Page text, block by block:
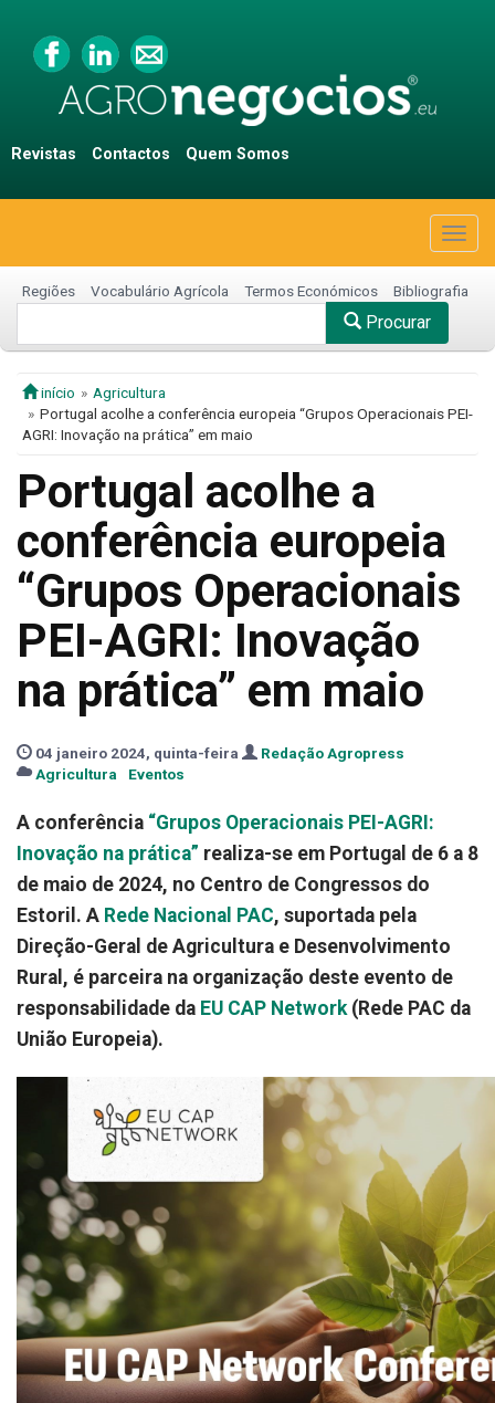
Revistas Contactos Quem Somos
Regiões Vocabulário Agrícola Termos Económicos Bibliografia
Procurar
início
Agricultura
Portugal acolhe a conferência europeia “Grupos Operacionais PEI-
AGRI: Inovação na prática” em maio
Portugal acolhe a
conferência europeia
“Grupos Operacionais
PEI-AGRI: Inovação
na prática” em maio
04 janeiro 2024, quinta-feira
Redação Agropress
Agricultura
Eventos
A conferência “Grupos Operacionais PEI-AGRI:
Inovação na prática” realiza-se em Portugal de 6 a 8
de maio de 2024, no Centro de Congressos do
Estoril. A Rede Nacional PAC, suportada pela
Direção-Geral de Agricultura e Desenvolvimento
Rural, é parceira na organização deste evento de
responsabilidade da EU CAP Network(Rede PAC da
União Europeia).